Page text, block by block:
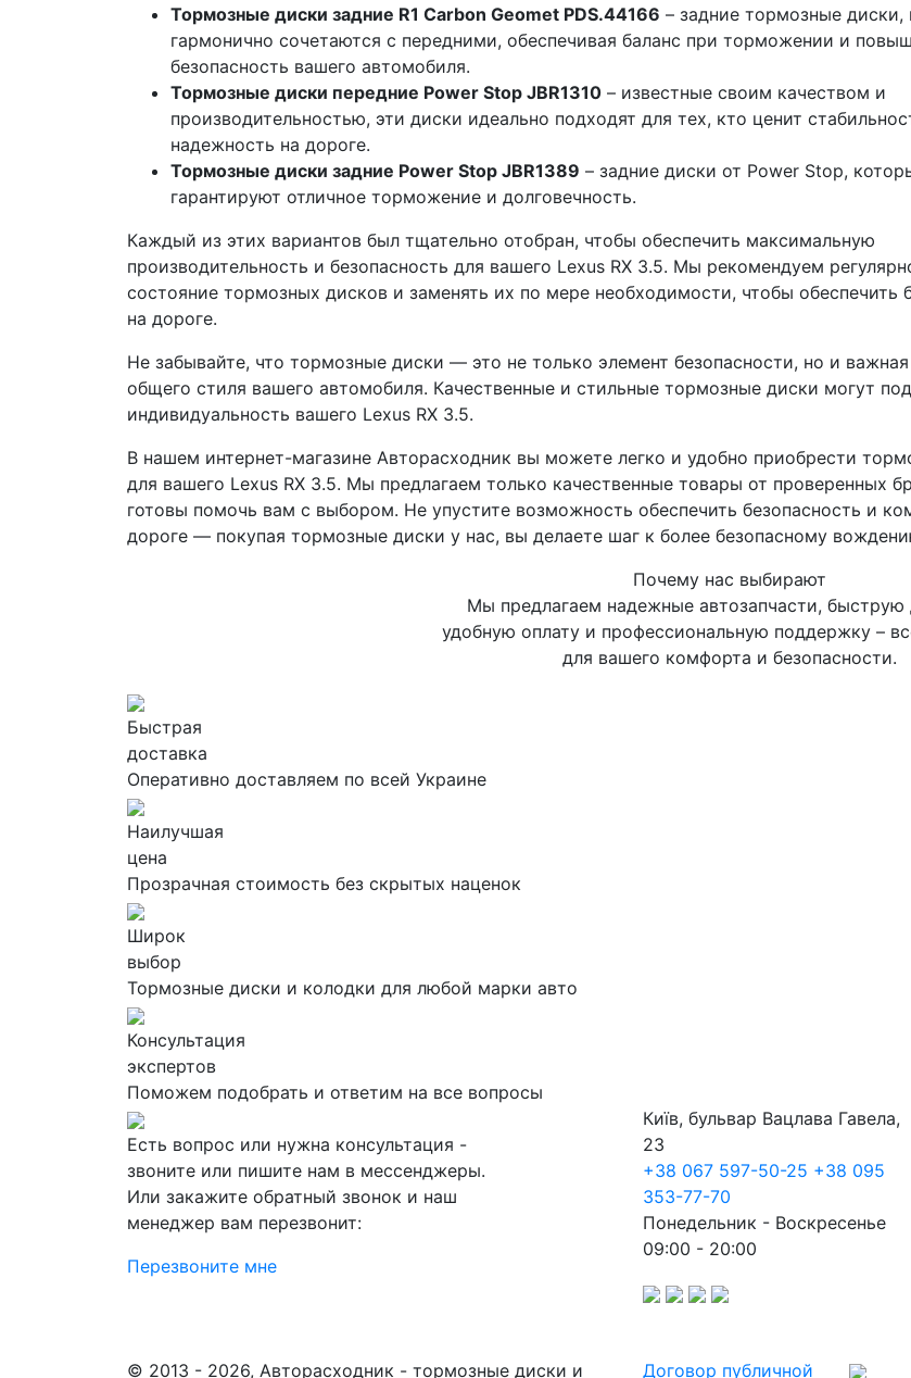
Тормозные диски задние R1 Carbon Geomet PDS.44166 – задние тормозные диски,
гармонично сочетаются с передними, обеспечивая баланс при торможении и
безопасность вашего автомобиля.
Тормозные диски передние Power Stop JBR1310 – известные своим качеством и
производительностью, эти диски идеально подходят для тех, кто ценит
надежность на дороге.
Тормозные диски задние Power Stop JBR1389 – задние диски от Power Stop,
гарантируют отличное торможение и долговечность.
Каждый из этих вариантов был тщательно отобран, чтобы обеспечить максимальную
производительность и безопасность для вашего Lexus RX 3.5. Мы рекомендуем
состояние тормозных дисков и заменять их по мере необходимости, чтобы обеспечить
на дороге.
Не забывайте, что тормозные диски — это не только элемент безопасности, но и важная
общего стиля вашего автомобиля. Качественные и стильные тормозные диски могут
индивидуальность вашего Lexus RX 3.5.
В нашем интернет-магазине Авторасходник вы можете легко и удобно приобрести
для вашего Lexus RX 3.5. Мы предлагаем только качественные товары от проверенных
готовы помочь вам с выбором. Не упустите возможность обеспечить безопасность и
дороге — покупая тормозные диски у нас, вы делаете шаг к более безопасному
Почему нас выбирают
Мы предлагаем надежные автозапчасти, быструю
удобную оплату и профессиональную поддержку –
для вашего комфорта и безопасности.
Быстрая
доставка
Оперативно доставляем по всей Украине
Наилучшая
цена
Прозрачная стоимость без скрытых наценок
Широк
выбор
Тормозные диски и колодки для любой марки авто
Консультация
экспертов
Поможем подобрать и ответим на все вопросы
Есть вопрос или нужна консультация -
звоните или пишите нам в мессенджеры.
Или закажите обратный звонок и наш
менеджер вам перезвонит:
Перезвоните мне
Київ, бульвар Вацлава Гавела,
23
+38 067 597-50-25 +38 095
353-77-70
Понедельник - Воскресенье
09:00 - 20:00
© 2013 - 2026, Авторасходник - тормозные диски и
Договор публичной